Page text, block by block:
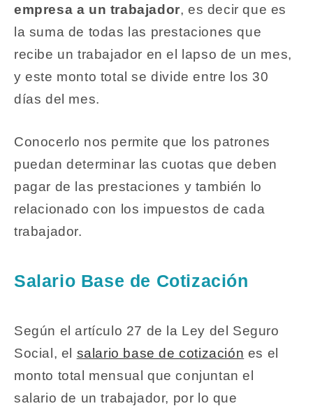
empresa a un trabajador, es decir que es
la suma de todas las prestaciones que
recibe un trabajador en el lapso de un mes,
y este monto total se divide entre los 30
días del mes.
Conocerlo nos permite que los patrones
puedan determinar las cuotas que deben
pagar de las prestaciones y también lo
relacionado con los impuestos de cada
trabajador.
Salario Base de Cotización
Según el artículo 27 de la Ley del Seguro
Social, el salario base de cotización es el
monto total mensual que conjuntan el
salario de un trabajador, por lo que